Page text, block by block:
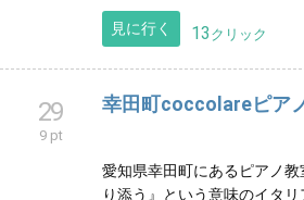
おります。宜しくお願いしま
28